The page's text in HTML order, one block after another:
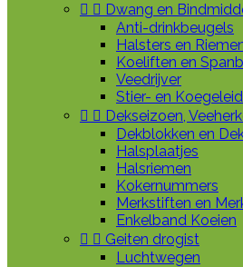
  Dwang en
Anti-drinkbeugels
Halsters en
Koeliften en
Veedrijver
Stier- en
  Dekseizoen,
Dekblokken en
Halsplaatjes
Halsriemen
Kokernummers
Merkstiften en
Enkelband Koeien
  Geiten drogist
Luchtwegen